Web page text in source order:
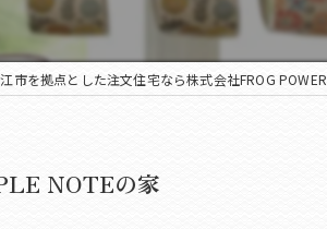
市を拠点とした注文住宅なら株式会社FROG POWER
NOTEの家